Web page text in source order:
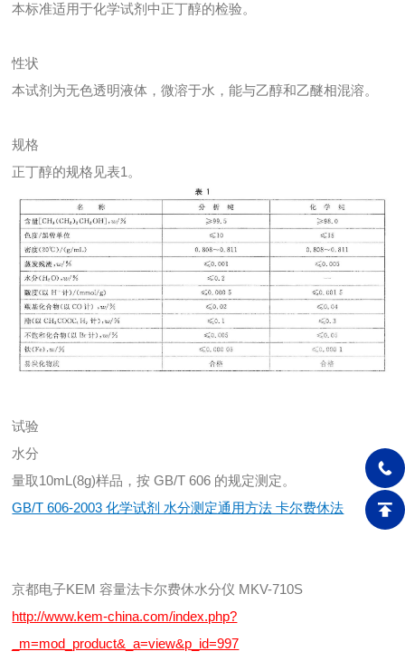
本标准适用于化学试剂中正丁醇的检验。
性状
本试剂为无色透明液体，微溶于水，能与乙醇和乙醚相混溶。
规格
正丁醇的规格见表1。
试验
水分
量取10mL(8g)样品，按 GB/T 606 的规定测定。
GB/T 606-2003 化学试剂 水分测定通用方法 卡尔费休法
京都电子KEM 容量法卡尔费休水分仪 MKV-710S
http://www.kem-china.com/index.php?
_m=mod_product&_a=view&p_id=997